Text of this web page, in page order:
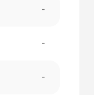
-
-
-